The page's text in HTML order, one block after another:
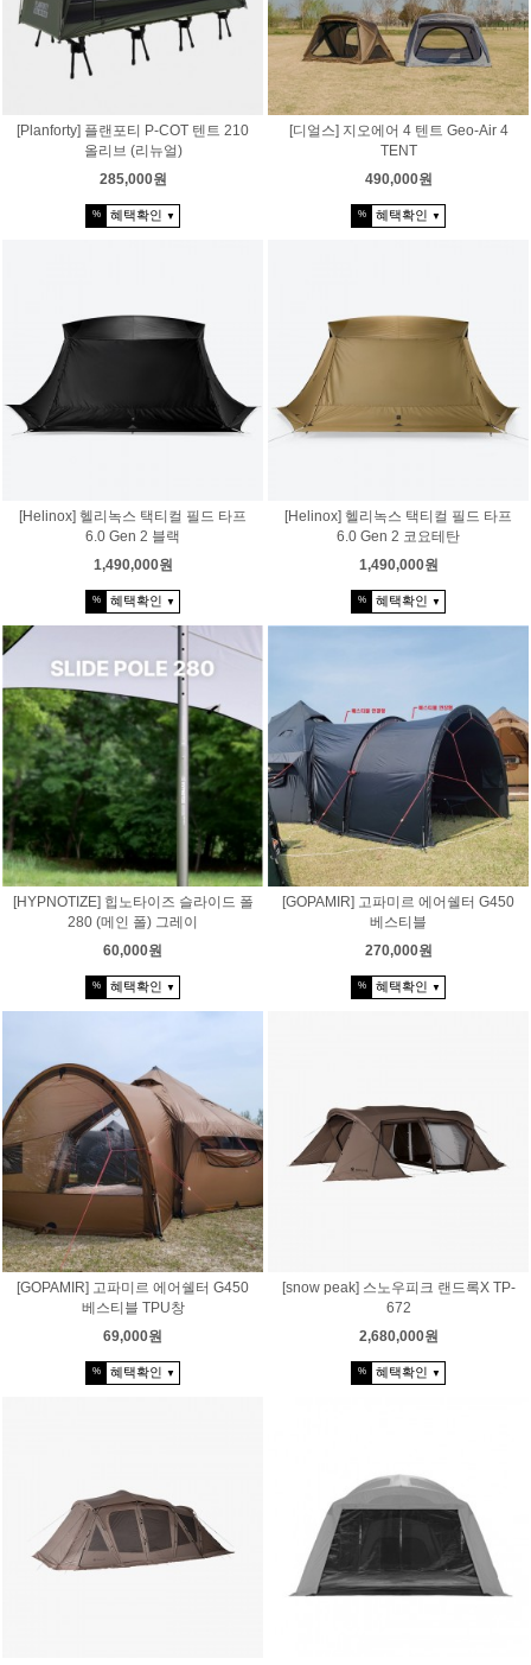
[Planforty] 플랜포티 P-COT 텐트 210
올리브 (리뉴얼)
285,000원
% 혜택확인 ▼
[디얼스] 지오에어 4 텐트 Geo-Air 4
TENT
490,000원
% 혜택확인 ▼
[Helinox] 헬리녹스 택티컬 필드 타프
6.0 Gen 2 블랙
1,490,000원
% 혜택확인 ▼
[Helinox] 헬리녹스 택티컬 필드 타프
6.0 Gen 2 코요테탄
1,490,000원
% 혜택확인 ▼
[HYPNOTIZE] 힙노타이즈 슬라이드 폴
280 (메인 폴) 그레이
60,000원
% 혜택확인 ▼
[GOPAMIR] 고파미르 에어쉘터 G450
베스티블
270,000원
% 혜택확인 ▼
[GOPAMIR] 고파미르 에어쉘터 G450
베스티블 TPU창
69,000원
% 혜택확인 ▼
[snow peak] 스노우피크 랜드록X TP-
672
2,680,000원
% 혜택확인 ▼